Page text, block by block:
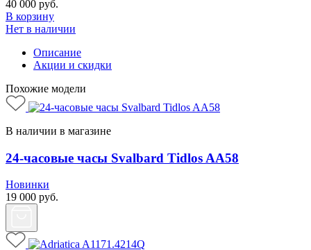
40 000 руб.
В корзину
Нет в наличии
Описание
Акции и скидки
Похожие модели
В наличии в магазине
24-часовые часы Svalbard Tidlos AA58
Новинки
19 000 руб.